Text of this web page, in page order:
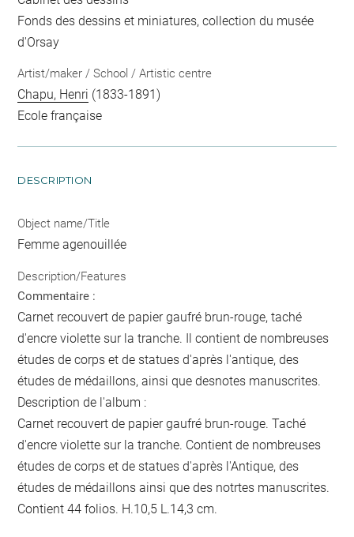
Fonds des dessins et miniatures, collection du musée
d'Orsay
Artist/maker / School / Artistic centre
Chapu, Henri (1833-1891)
Ecole française
DESCRIPTION
Object name/Title
Femme agenouillée
Description/Features
Commentaire :
Carnet recouvert de papier gaufré brun-rouge, taché
d'encre violette sur la tranche. Il contient de nombreuses
études de corps et de statues d'après l'antique, des
études de médaillons, ainsi que desnotes manuscrites.
Description de l'album :
Carnet recouvert de papier gaufré brun-rouge. Taché
d'encre violette sur la tranche. Contient de nombreuses
études de corps et de statues d'après l'Antique, des
études de médaillons ainsi que des notrtes manuscrites.
Contient 44 folios. H.10,5 L.14,3 cm.